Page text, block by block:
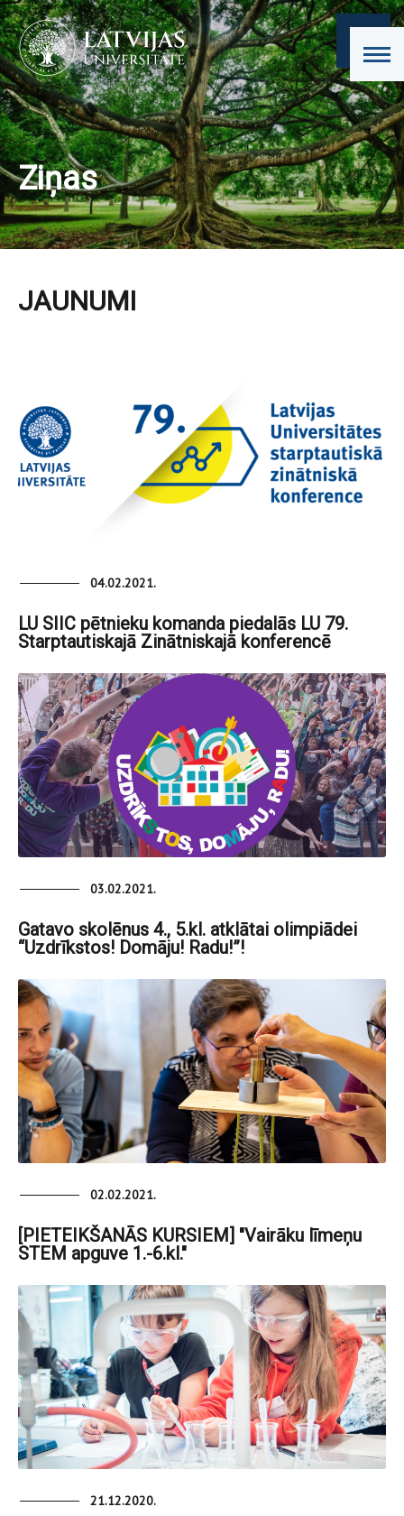
Ziņas
JAUNUMI
04.02.2021.
LU SIIC pētnieku komanda piedalās LU 79.
Starptautiskajā Zinātniskajā konferencē
03.02.2021.
Gatavo skolēnus 4., 5.kl. atklātai olimpiādei
“Uzdrīkstos! Domāju! Radu!”!
02.02.2021.
[PIETEIKŠANĀS KURSIEM] "Vairāku līmeņu
STEM apguve 1.-6.kl."
21.12.2020.